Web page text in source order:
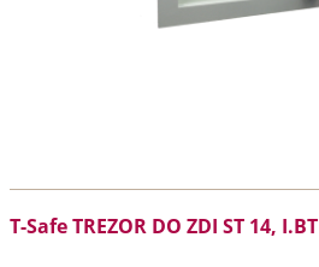
T-Safe TREZOR DO ZDI ST 14, I.BT